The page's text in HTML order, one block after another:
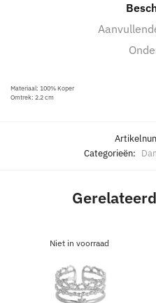
Materiaal: 100% Koper
Omtrek: 2.2 cm
Categorieën:
Niet in voorraad